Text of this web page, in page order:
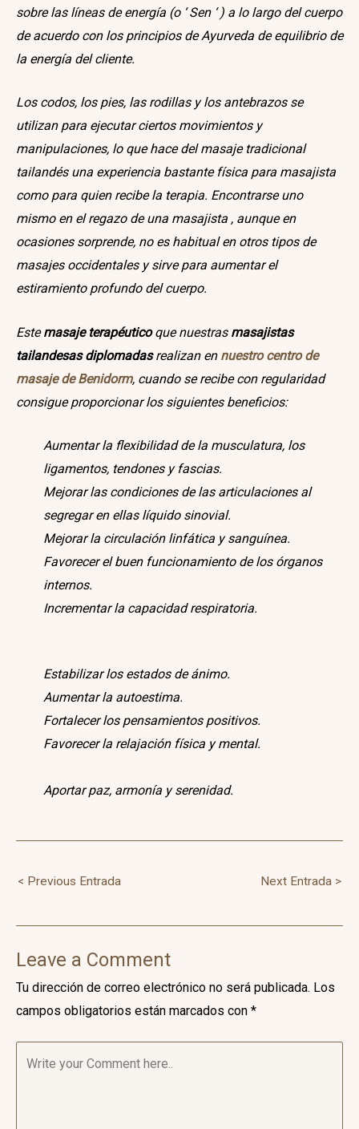
sobre las líneas de energía (o ‘ Sen ‘ ) a lo largo del cuerpo
de acuerdo con los principios de Ayurveda de equilibrio de
la energía del cliente.
Los codos, los pies, las rodillas y los antebrazos se
utilizan para ejecutar ciertos movimientos y
manipulaciones, lo que hace del masaje tradicional
tailandés una experiencia bastante física para masajista
como para quien recibe la terapia. Encontrarse uno
mismo en el regazo de una masajista , aunque en
ocasiones sorprende, no es habitual en otros tipos de
masajes occidentales y sirve para aumentar el
estiramiento profundo del cuerpo.
Estemasaje terapéuticoque nuestras masajistas
tailandesas diplomadasrealizan en nuestro centro de
masaje de Benidorm, cuando se recibe con regularidad
consigue proporcionar los siguientes beneficios:
Aumentar la flexibilidad de la musculatura, los
ligamentos, tendones y fascias.
Mejorar las condiciones de las articulaciones al
segregar en ellas líquido sinovial.
Mejorar la circulación linfática y sanguínea.
Favorecer el buen funcionamiento de los órganos
internos.
Incrementar la capacidad respiratoria.
Estabilizar los estados de ánimo.
Aumentar la autoestima.
Fortalecer los pensamientos positivos.
Favorecer la relajación física y mental.
Aportar paz, armonía y serenidad.
Navegación
de
entradas
< Previous Entrada Next Entrada >
Leave a Comment
Tu dirección de correo electrónico no será publicada. Los
campos obligatorios están marcados con *